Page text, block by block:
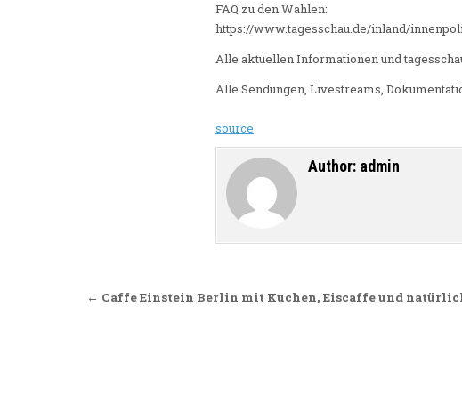
FAQ zu den Wahlen:
https://www.tagesschau.de/inland/
Alle aktuellen Informationen und
Alle Sendungen, Livestreams,
source
Author: admin
Beitragsnavigation
← Caffe Einstein Berlin mit Kuchen, Eiscaffe und